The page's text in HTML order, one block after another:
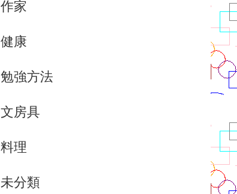
作家
健康
勉強方法
文房具
料理
未分類